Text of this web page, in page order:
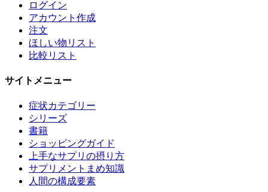
ログイン
アカウント作成
注文
ほしい物リスト
比較リスト
サイトメニュー
症状カテゴリー
シリーズ
書籍
ショッピングガイド
上手なサプリの摂り方
サプリメントまめ知識
人間の構成要素